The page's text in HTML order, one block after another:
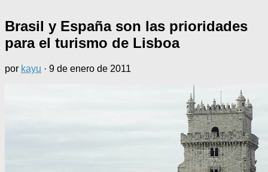
Brasil y España son las prioridades
para el turismo de Lisboa
por kayu · 9 de enero de 2011